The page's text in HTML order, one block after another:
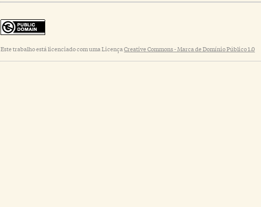
Este trabalho está licenciado com uma LicençaCreative Commons - Marca de Domínio Público 1.0